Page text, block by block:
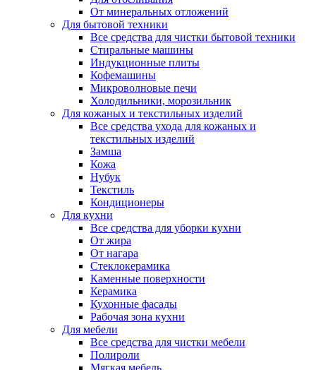
От минеральных отложений
Для бытовой техники
Все средства для чистки бытовой техники
Стиральные машины
Индукционные плиты
Кофемашины
Микроволновые печи
Холодильники, морозильник
Для кожаных и текстильных изделий
Все средства ухода для кожаных и
текстильных изделий
Замша
Кожа
Нубук
Текстиль
Кондиционеры
Для кухни
Все средства для уборки кухни
От жира
От нагара
Стеклокерамика
Каменные поверхности
Керамика
Кухонные фасады
Рабочая зона кухни
Для мебели
Все средства для чистки мебели
Полироли
Мягкая мебель